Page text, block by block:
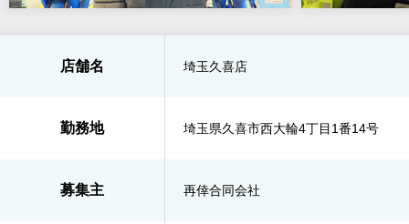
店舗名 埼玉久喜店
勤務地 埼玉県久喜市西大輪4丁目1番14号
募集主 再倖合同会社